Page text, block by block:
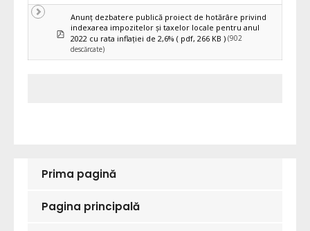
pdf
Anunț dezbatere publică proiect de hotărâre privind
indexarea impozitelor şi taxelor locale pentru anul
2022 cu rata inflaţiei de 2,6% ( pdf, 266 KB ) (902
descărcate)
Prima pagină
Pagina principală